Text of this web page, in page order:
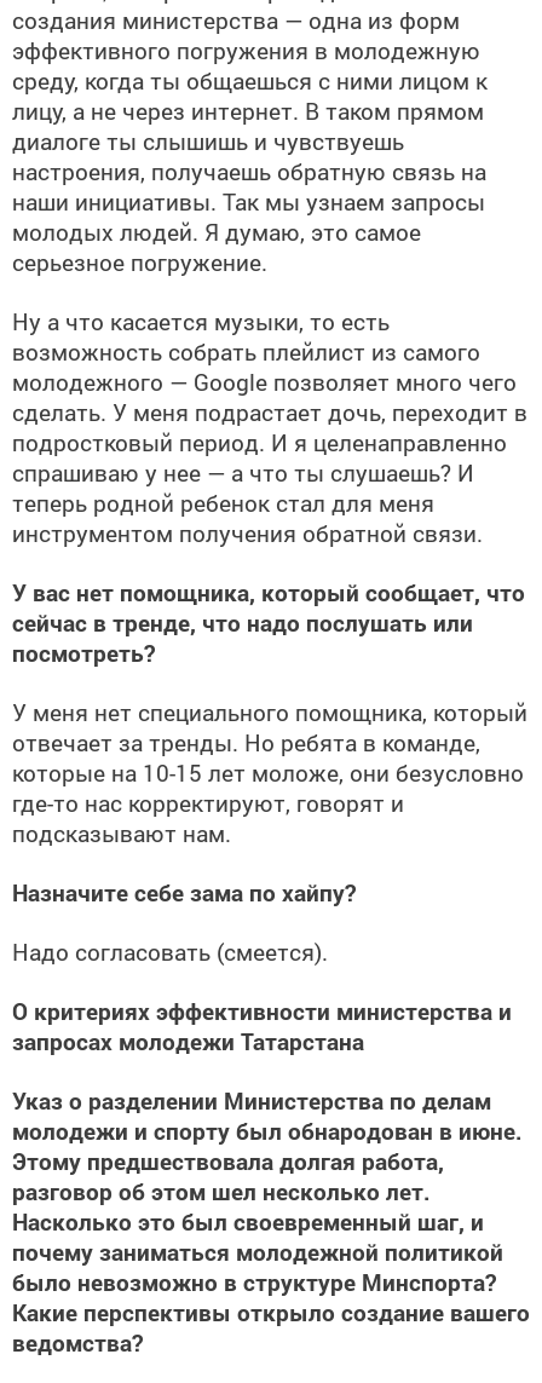
создания министерства — одна из форм
эффективного погружения в молодежную
среду, когда ты общаешься с ними лицом к
лицу, а не через интернет. В таком прямом
диалоге ты слышишь и чувствуешь
настроения, получаешь обратную связь на
наши инициативы. Так мы узнаем запросы
молодых людей. Я думаю, это самое
серьезное погружение.
Ну а что касается музыки, то есть
возможность собрать плейлист из самого
молодежного — Google позволяет много чего
сделать. У меня подрастает дочь, переходит в
подростковый период. И я целенаправленно
спрашиваю у нее — а что ты слушаешь? И
теперь родной ребенок стал для меня
инструментом получения обратной связи.
У вас нет помощника, который сообщает, что
сейчас в тренде, что надо послушать или
посмотреть?
У меня нет специального помощника, который
отвечает за тренды. Но ребята в команде,
которые на 10-15 лет моложе, они безусловно
где-то нас корректируют, говорят и
подсказывают нам.
Назначите себе зама по хайпу?
Надо согласовать (смеется).
О критериях эффективности министерства и
запросах молодежи Татарстана
Указ о разделении Министерства по делам
молодежи и спорту был обнародован в июне.
Этому предшествовала долгая работа,
разговор об этом шел несколько лет.
Насколько это был своевременный шаг, и
почему заниматься молодежной политикой
было невозможно в структуре Минспорта?
Какие перспективы открыло создание вашего
ведомства?